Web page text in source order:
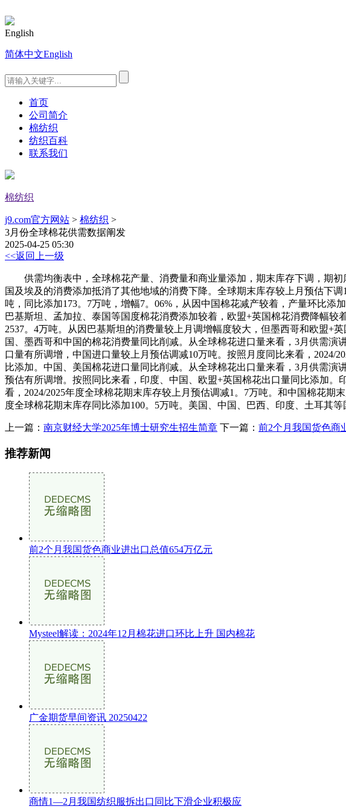
English
简体中文English
首页
公司简介
棉纺织
纺织百科
联系我们
棉纺织
j9.com官方网站 > 棉纺织 >
3月份全球棉花供需数据阐发
2025-04-25 05:30
<<返回上一级
供需均衡表中，全球棉花产量、消费量和商业量添加，期末库存下调，期初
国及埃及的消费添加抵消了其他地域的消费下降。全球期末库存较上月预估下
吨，同比添加173。7万吨，增幅7。06%，从因中国棉花减产较着，产量环比添
巴基斯坦、孟加拉、泰国等国度棉花消费添加较着，欧盟+英国棉花消费降幅
2537。4万吨。从因巴基斯坦的消费量较上月调增幅度较大，但墨西哥和欧盟+
国、墨西哥和中国的棉花消费量同比削减。从全球棉花进口量来看，3月供需
口量有所调增，中国进口量较上月预估调减10万吨。按照月度同比来看，2024/
比添加。中国、美国棉花进口量同比削减。从全球棉花出口量来看，3月供需演
预估有所调增。按照同比来看，印度、中国、欧盟+英国棉花出口量同比添加
看，2024/2025年度全球棉花期末库存较上月预估调减1。7万吨。和中国棉花
度全球棉花期末库存同比添加100。5万吨。美国、中国、巴西、印度、土耳其
上一篇： 南京财经大学2025年博士研究生招生简章 下一篇： 前2个月我国货色商
推荐新闻
前2个月我国货色商业进出口总值654万亿元
Mysteel解读：2024年12月棉花进口环比上升 国内棉花
广金期货早间资讯 20250422
商情1—2月我国纺织服拆出口同比下滑企业积极应